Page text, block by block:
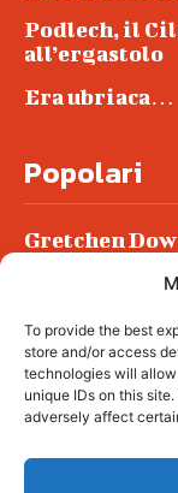
To provide the best
store and/or access
technologies will
unique IDs on this
adversely affect
Podlech, il
all’ergastolo
Era ubriaca…
Popolari
Gretchen
Podlech, il
all’ergastolo
Era ubriaca…